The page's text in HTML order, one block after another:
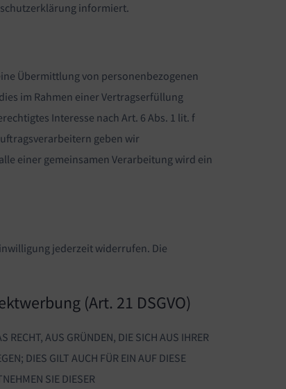
informiert.
Übermittlung von personenbezogenen
im Rahmen einer Vertragserfüllung
Interesse nach Art. 6 Abs. 1 lit. f
geben wir
einer gemeinsamen Verarbeitung wird ein
jederzeit widerrufen. Die
(Art. 21 DSGVO)
RECHT, AUS GRÜNDEN, DIE SICH AUS IHRER
DIES GILT AUCH FÜR EIN AUF DIESE
SIE DIESER